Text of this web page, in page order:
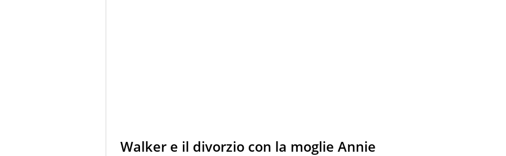
Walker e il divorzio con la moglie Annie